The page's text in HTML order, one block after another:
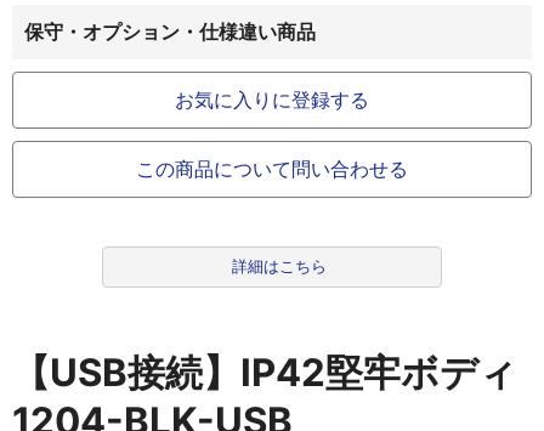
保守・オプション・仕様違い商品
お気に入りに登録する
この商品について問い合わせる
詳細はこちら
【USB接続】IP42堅牢ボディ
1204-BLK-USB